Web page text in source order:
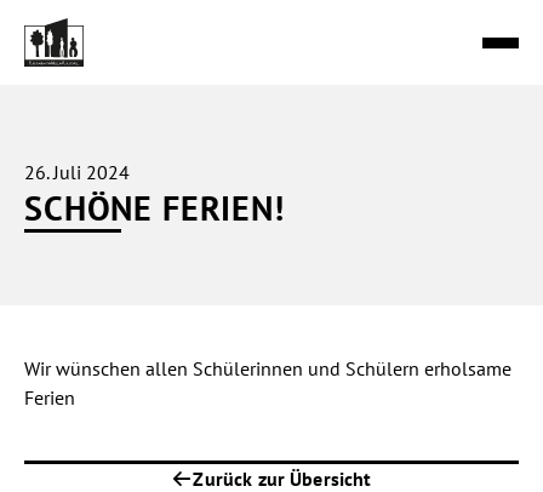
Zum
Inhalt
ÜBER UNS
SCHULLEBEN
ELTERN & SCHÜLER
26. Juli 2024
SCHÖNE FERIEN!
Wir wünschen allen Schülerinnen und Schülern erholsame
Ferien
Zurück zur Übersicht